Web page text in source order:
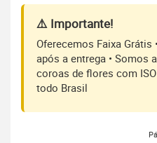
⚠️ Importante!
Oferecemos Faixa Grátis
após a entrega • Somos
coroas de flores com
todo Brasil